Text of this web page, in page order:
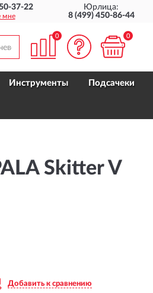
ДОСТАВИМ ПО ВСЕЙ РОССИИ
37-22
мне
Юрлица:
8 (499) 450-86-44
0 0
Инструменты Подсачеки
Skitter V
Добавить к сравнению